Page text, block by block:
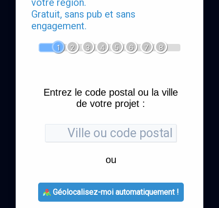
votre région.
Gratuit, sans pub et sans
engagement.
1 2 3 4 5 6 7 8
Entrez le code postal ou la ville
de votre projet :
ou
Géolocalisez-moi automatiquement !